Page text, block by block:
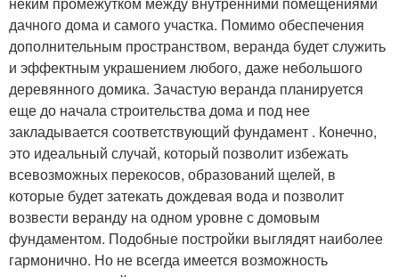
дачного дома и самого участка. Помимо обеспечения
дополнительным пространством, веранда будет служить
и эффектным украшением любого, даже небольшого
деревянного домика. Зачастую веранда планируется
еще до начала строительства дома и под нее
закладывается соответствующий фундамент . Конечно,
это идеальный случай, который позволит избежать
всевозможных перекосов, образований щелей, в
которые будет затекать дождевая вода и позволит
возвести веранду на одном уровне с домовым
фундаментом. Подобные постройки выглядят наиболее
гармонично. Но не всегда имеется возможность